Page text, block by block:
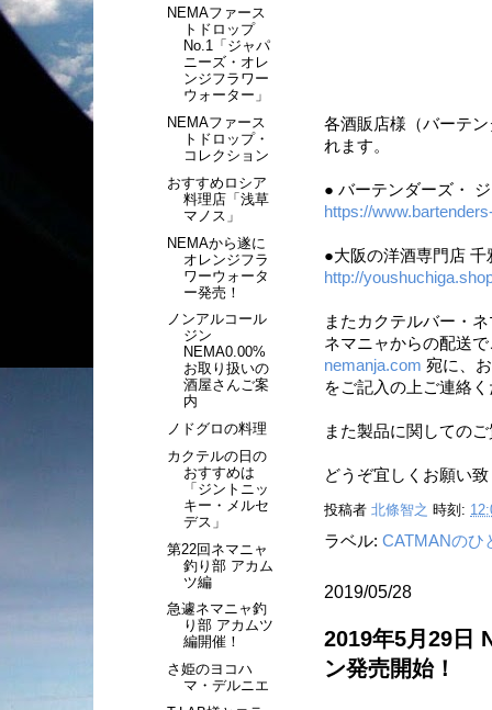
各酒販店様（バーテ
れます。
● バーテンダーズ・
https://
●大阪の洋酒専門店 千
http://
またカクテルバー・
ネマニャからの配送
nemanja.com 宛に、
をご記入の上ご連絡
また製品に関しての
どうぞ宜しくお願い
投稿者 北條智之 時刻:
ラベル: CATMANのひ
2019/05/28
2019年5月29日
ン発売開始！
NEMAファース
トドロップ
No.1「ジャパ
ニーズ・オレ
ンジフラワー
ウォーター」
NEMAファース
トドロップ・
コレクション
おすすめロシア
料理店「浅草
マノス」
NEMAから遂に
オレンジフラ
ワーウォータ
ー発売！
ノンアルコール
ジン
NEMA0.00%
お取り扱いの
酒屋さんご案
内
ノドグロの料理
カクテルの日の
おすすめは
「ジントニッ
キー・メルセ
デス」
第22回ネマニャ
釣り部 アカム
ツ編
急遽ネマニャ釣
り部 アカムツ
編開催！
さ姫のヨコハ
マ・デルニエ